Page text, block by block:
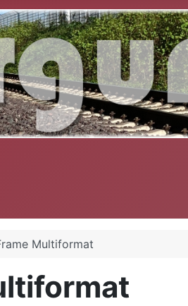
Multiformat